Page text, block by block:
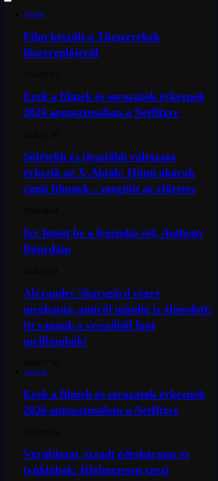
Filmek
Film készült a Tűzszerekek
főszereplőjéről
Ezek a filmek és sorozatok érkeznek
2026 augusztusában a Netflixre
Sötétebb és ijesztőbb változata
érkezik az X-Akták: Hinni akarok
című filmnek – megjött az előzetes
Így futott be a legendás séf, Anthony
Bourdain
Alexander Skarsgård végre
megkapta, amiről mindig is álmodott:
itt vannak a vesszőből font
mellbimbók!
Sorozat
Ezek a filmek és sorozatok érkeznek
2026 augusztusában a Netflixre
Véráldozat, izzadt édeshármas és
tyúklábak: félelmetesen szexi